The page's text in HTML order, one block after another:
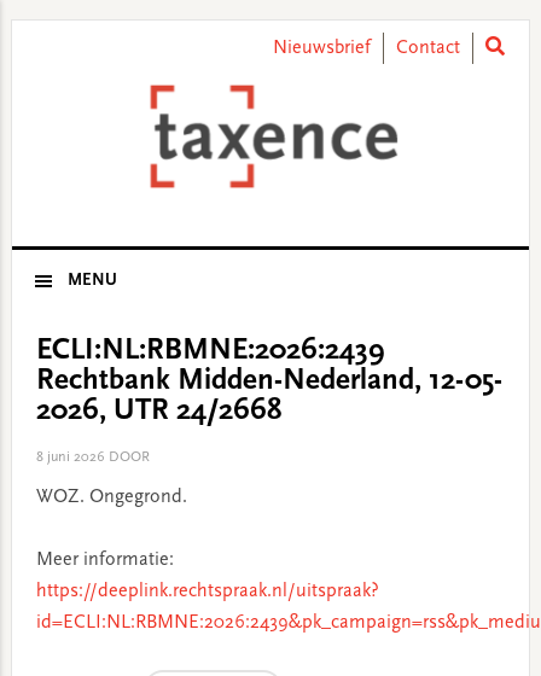
Nieuwsbrief Contact
MENU
ECLI:NL:RBMNE:2026:2439
Rechtbank Midden-Nederland, 12-05-
2026, UTR 24/2668
8 juni 2026 DOOR
WOZ. Ongegrond.
Meer informatie:
https://deeplink.rechtspraak.nl/uitspraak?